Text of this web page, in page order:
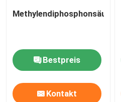
Methylendiphosphonsäure
Bestpreis
Kontakt